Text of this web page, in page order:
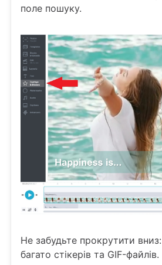
поле пошуку.
Не забудьте прокрутити
багато стікерів та GIF-файлів.